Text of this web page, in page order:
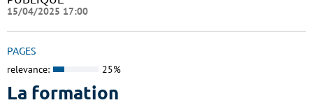
15/04/2025 17:00
PAGES
relevance: 25%
La formation